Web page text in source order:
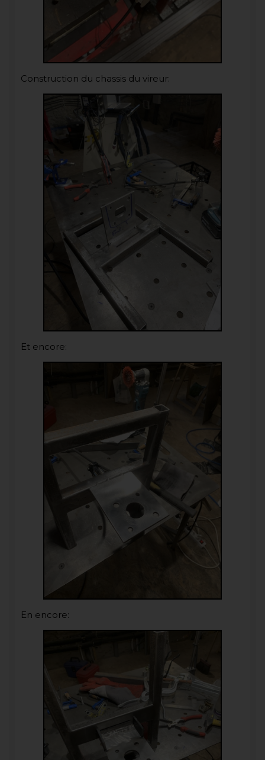
Construction du chassis du vireur:
Et encore:
En encore: